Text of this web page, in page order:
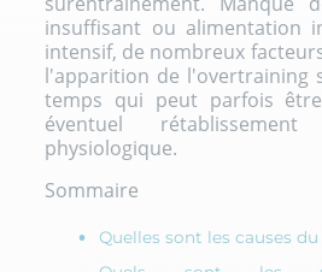
insuffisant ou alimentation
intensif, de nombreux
l'apparition de l'overtraining
temps qui peut parfois
éventuel
physiologique.
Sommaire
Quelles sont les causes